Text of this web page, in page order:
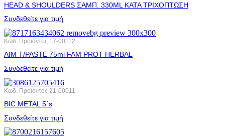
HEAD & SHOULDERS ΣΑΜΠ. 330ML ΚΑΤΑ ΤΡΙΧΟΠΤΩΣΗ
Συνδεθείτε για τιμή
Κωδ. Προϊόντος 17-00112
AIM T/PASTE 75ml FAM PROT HERBAL
Συνδεθείτε για τιμή
Κωδ. Προϊόντος 21-00011
BIC METAL 5΄s
Συνδεθείτε για τιμή